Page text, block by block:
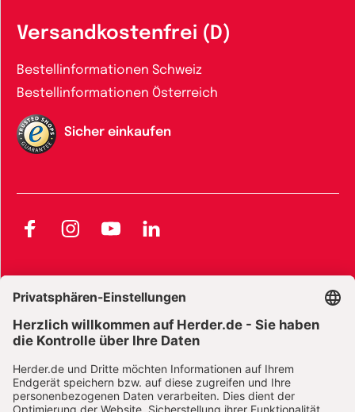
Versandkostenfrei (D)
Bestellinformationen Schweiz
Bestellinformationen Österreich
Sicher einkaufen
FacebookInstagramYouTubeLinkedIn
Widerrufsbelehrung E-Books
Widerrufsbelehrung Zeitschriften Datenschutz
Datenschutz Social Media Barrierefreiheit